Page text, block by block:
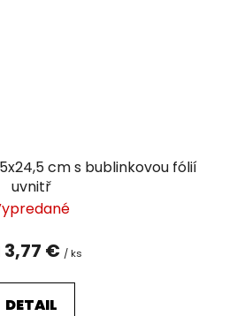
cm s bublinkovou fólií
uvnitř
3,77 € / ks
DETAIL